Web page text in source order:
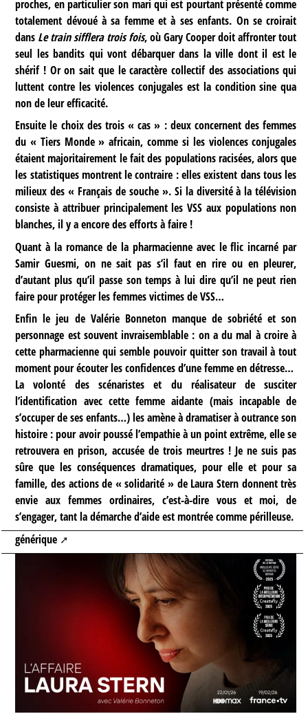
proches, en particulier son mari qui est pourtant présenté comme
totalement dévoué à sa femme et à ses enfants. On se croirait
dans Le train sifflera trois fois, où Gary Cooper doit affronter tout
seul les bandits qui vont débarquer dans la ville dont il est le
shérif ! Or on sait que le caractère collectif des associations qui
luttent contre les violences conjugales est la condition sine qua
non de leur efficacité.
Ensuite le choix des trois « cas » : deux concernent des femmes
du « Tiers Monde » africain, comme si les violences conjugales
étaient majoritairement le fait des populations racisées, alors que
les statistiques montrent le contraire : elles existent dans tous les
milieux des « Français de souche ». Si la diversité à la télévision
consiste à attribuer principalement les VSS aux populations non
blanches, il y a encore des efforts à faire !
Quant à la romance de la pharmacienne avec le flic incarné par
Samir Guesmi, on ne sait pas s’il faut en rire ou en pleurer,
d’autant plus qu’il passe son temps à lui dire qu’il ne peut rien
faire pour protéger les femmes victimes de VSS…
Enfin le jeu de Valérie Bonneton manque de sobriété et son
personnage est souvent invraisemblable : on a du mal à croire à
cette pharmacienne qui semble pouvoir quitter son travail à tout
moment pour écouter les confidences d’une femme en détresse…
La volonté des scénaristes et du réalisateur de susciter
l’identification avec cette femme aidante (mais incapable de
s’occuper de ses enfants…) les amène à dramatiser à outrance son
histoire : pour avoir poussé l’empathie à un point extrême, elle se
retrouvera en prison, accusée de trois meurtres ! Je ne suis pas
sûre que les conséquences dramatiques, pour elle et pour sa
famille, des actions de « solidarité » de Laura Stern donnent très
envie aux femmes ordinaires, c’est-à-dire vous et moi, de
s’engager, tant la démarche d’aide est montrée comme périlleuse.
générique